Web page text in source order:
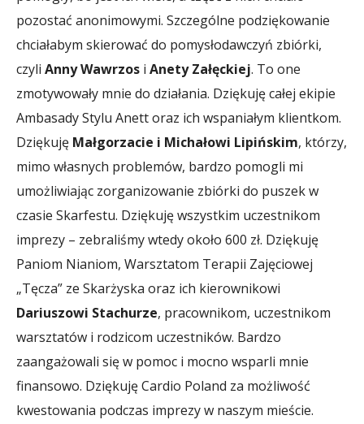
pozostać anonimowymi. Szczególne podziękowanie
chciałabym skierować do pomysłodawczyń zbiórki,
czyli Anny Wawrzos i Anety Załęckiej. To one
zmotywowały mnie do działania. Dziękuję całej ekipie
Ambasady Stylu Anett oraz ich wspaniałym klientkom.
Dziękuję Małgorzacie i Michałowi Lipińskim, którzy,
mimo własnych problemów, bardzo pomogli mi
umożliwiając zorganizowanie zbiórki do puszek w
czasie Skarfestu. Dziękuję wszystkim uczestnikom
imprezy – zebraliśmy wtedy około 600 zł. Dziękuję
Paniom Nianiom, Warsztatom Terapii Zajęciowej
„Tęcza” ze Skarżyska oraz ich kierownikowi
Dariuszowi Stachurze, pracownikom, uczestnikom
warsztatów i rodzicom uczestników. Bardzo
zaangażowali się w pomoc i mocno wsparli mnie
finansowo. Dziękuję Cardio Poland za możliwość
kwestowania podczas imprezy w naszym mieście.